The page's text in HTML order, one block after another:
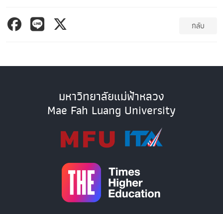
กลับ
มหาวิทยาลัยแม่ฟ้าหลวง
Mae Fah Luang University